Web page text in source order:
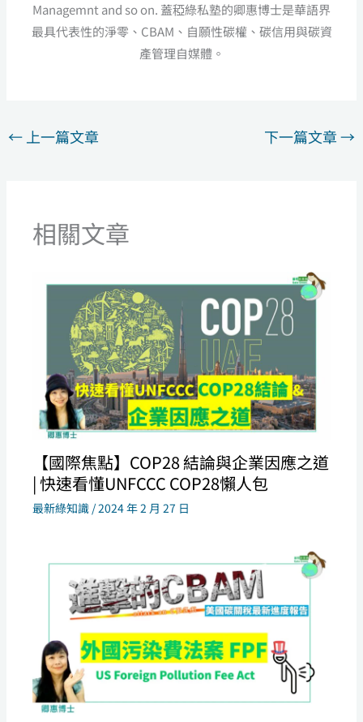
Managemnt and so on. 蓋稏綠私塾的卿惠博士是華語界
最具代表性的淨零、CBAM、自願性碳權、碳信用與碳資
產管理自媒體。
← 上一篇文章 下一篇文章→
相關文章
【國際焦點】COP28 結論與企業因應之道
| 快速看懂UNFCCC COP28懶人包
最新綠知識 /2024 年 2 月 27 日